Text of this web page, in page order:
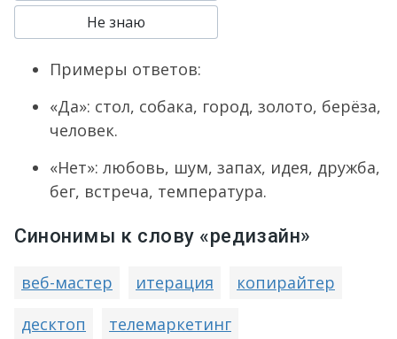
Не знаю
Примеры ответов:
«Да»: стол, собака, город, золото, берёза,
человек.
«Нет»: любовь, шум, запах, идея, дружба,
бег, встреча, температура.
Синонимы к слову «редизайн»
веб-мастер итерация
копирайтер
десктоп
телемаркетинг